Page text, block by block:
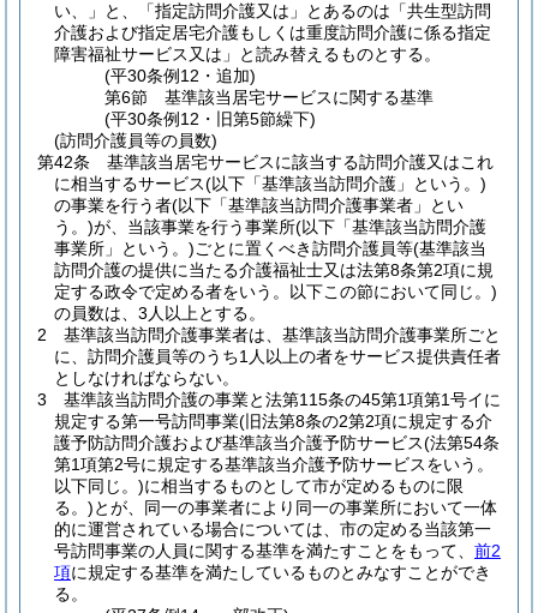
い、」と、「指定訪問介護又は」とあるのは「共生型訪問
介護および指定居宅介護もしくは重度訪問介護に係る指定
障害福祉サービス又は」と読み替えるものとする。
(平30条例12・追加)
第6節
基準該当居宅サービスに関する基準
(平30条例12・旧第5節繰下)
(訪問介護員等の員数)
第42条
基準該当居宅サービスに該当する訪問介護又はこれ
に相当するサービス(以下「基準該当訪問介護」という。)
の事業を行う者(以下「基準該当訪問介護事業者」とい
う。)が、当該事業を行う事業所(以下「基準該当訪問介護
事業所」という。)ごとに置くべき訪問介護員等(基準該当
訪問介護の提供に当たる介護福祉士又は法第8条第2項に規
定する政令で定める者をいう。以下この節において同じ。)
の員数は、3人以上とする。
2
基準該当訪問介護事業者は、基準該当訪問介護事業所ごと
に、訪問介護員等のうち1人以上の者をサービス提供責任者
としなければならない。
3
基準該当訪問介護の事業と法第115条の45第1項第1号イに
規定する第一号訪問事業(旧法第8条の2第2項に規定する介
護予防訪問介護および基準該当介護予防サービス(法第54条
第1項第2号に規定する基準該当介護予防サービスをいう。
以下同じ。)に相当するものとして市が定めるものに限
る。)とが、同一の事業者により同一の事業所において一体
的に運営されている場合については、市の定める当該第一
号訪問事業の人員に関する基準を満たすことをもって、 前2
項に規定する基準を満たしているものとみなすことができ
る。